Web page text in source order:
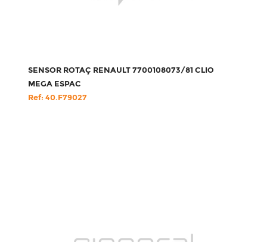
SENSOR ROTAÇ RENAULT 7700108073/81 CLIO
MEGA ESPAC
Ref: 40.F79027